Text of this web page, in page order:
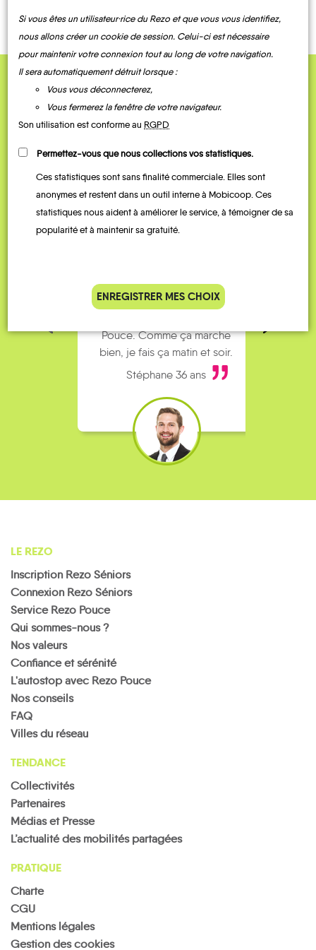
Puyravault
Saint-
Crépin
Saint-
Georges-
Pierre
La
Saint-
Mard
Saint-
Pierre-
Saturnin-
du-Bois
Le
La
QUELQUES
Témoignages
Je vais bosser en train, mais le
parking de la gare est toujours
Pouce. Comme ça marche
bien, je fais ça matin et soir.
Stéphane 36 ans
LE REZO
Inscription Rezo Séniors
Connexion Rezo Séniors
Service Rezo Pouce
Qui sommes-nous ?
Nos valeurs
Confiance et sérénité
L'autostop avec Rezo Pouce
Nos conseils
FAQ
Villes du réseau
TENDANCE
Collectivités
Partenaires
Médias et Presse
L’actualité des mobilités partagées
PRATIQUE
Charte
CGU
Mentions légales
Gestion des cookies
Si vous êtes un utilisateur·rice du Rezo et que vous vous identifiez,
nous allons créer un cookie de session. Celui-ci est nécessaire
pour maintenir votre connexion tout au long de votre navigation.
Il sera automatiquement détruit lorsque :
Vous vous déconnecterez,
Vous fermerez la fenêtre de votre navigateur.
Son utilisation est conforme au RGPD
Permettez-vous que nous collections vos statistiques.
Ces statistiques sont sans finalité commerciale. Elles sont
anonymes et restent dans un outil interne à Mobicoop. Ces
statistiques nous aident à améliorer le service, à témoigner de sa
popularité et à maintenir sa gratuité.
ENREGISTRER MES CHOIX